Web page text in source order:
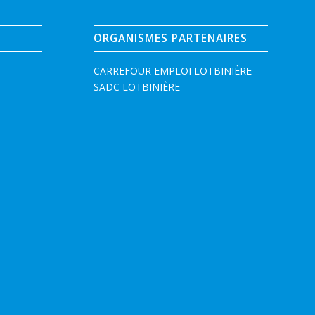
ORGANISMES PARTENAIRES
CARREFOUR EMPLOI LOTBINIÈRE
SADC LOTBINIÈRE